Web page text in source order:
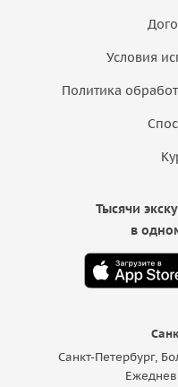
Условия
Политика
Санкт-Петербург,
Тысячи
в